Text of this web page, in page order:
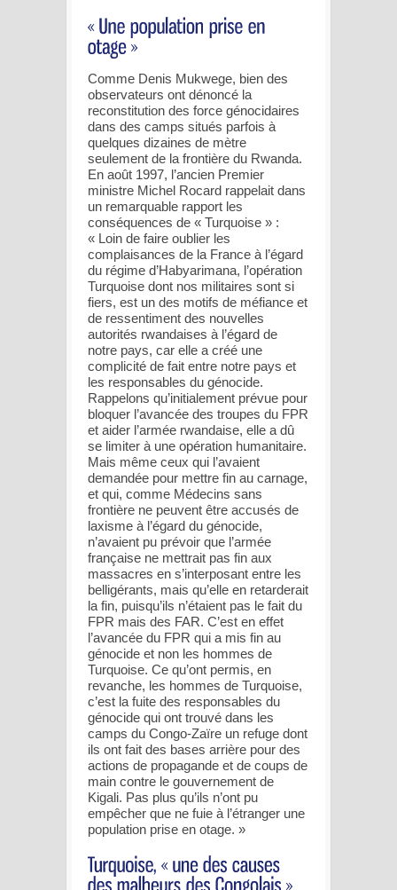
Comme Denis Mukwege, bien des
observateurs ont dénoncé la
reconstitution des force génocidaires
dans des camps situés parfois à
quelques dizaines de mètre
seulement de la frontière du Rwanda.
En août 1997, l’ancien Premier
ministre Michel Rocard rappelait dans
un remarquable rapport les
conséquences de « Turquoise » :
« Loin de faire oublier les
complaisances de la France à l’égard
du régime d’Habyarimana, l’opération
Turquoise dont nos militaires sont si
fiers, est un des motifs de méfiance et
de ressentiment des nouvelles
autorités rwandaises à l’égard de
notre pays, car elle a créé une
complicité de fait entre notre pays et
les responsables du génocide.
Rappelons qu’initialement prévue pour
bloquer l’avancée des troupes du FPR
et aider l’armée rwandaise, elle a dû
se limiter à une opération humanitaire.
Mais même ceux qui l’avaient
demandée pour mettre fin au carnage,
et qui, comme Médecins sans
frontière ne peuvent être accusés de
laxisme à l’égard du génocide,
n’avaient pu prévoir que l’armée
française ne mettrait pas fin aux
massacres en s’interposant entre les
belligérants, mais qu’elle en retarderait
la fin, puisqu’ils n’étaient pas le fait du
FPR mais des FAR. C’est en effet
l’avancée du FPR qui a mis fin au
génocide et non les hommes de
Turquoise. Ce qu’ont permis, en
revanche, les hommes de Turquoise,
c’est la fuite des responsables du
génocide qui ont trouvé dans les
camps du Congo-Zaïre un refuge dont
ils ont fait des bases arrière pour des
actions de propagande et de coups de
main contre le gouvernement de
Kigali. Pas plus qu’ils n’ont pu
empêcher que ne fuie à l’étranger une
population prise en otage. »